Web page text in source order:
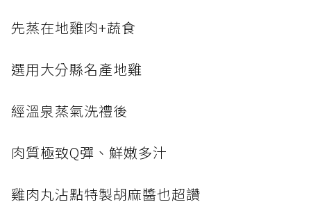
先蒸在地雞肉+蔬食
選用大分縣名產地雞
經溫泉蒸氣洗禮後
肉質極致Q彈、鮮嫩多汁
雞肉丸沾點特製胡麻醬也超讚